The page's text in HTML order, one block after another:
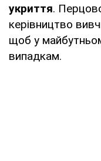
укриття.
керівництво
щоб у
випадкам.